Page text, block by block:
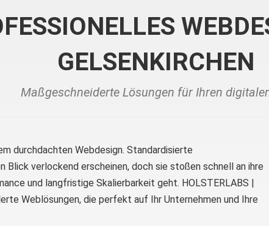
GELSENKIRCHEN
Maßgeschneiderte Lösungen für Ihren
durchdachten Webdesign. Standardisierte
Blick verlockend erscheinen, doch sie stoßen schnell an ihre
und langfristige Skalierbarkeit geht. HOLSTERLABS |
Weblösungen, die perfekt auf Ihr Unternehmen und Ihre